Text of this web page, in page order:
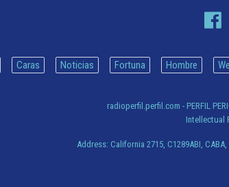
Caras Noticias Fortuna Hombre
radioperfil.perfil.com - PERFIL
Intellectual
Address: California 2715, C1289ABI,